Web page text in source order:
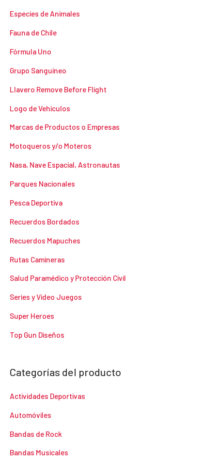
Especies de Animales
Fauna de Chile
Fórmula Uno
Grupo Sanguineo
Llavero Remove Before Flight
Logo de Vehículos
Marcas de Productos o Empresas
Motoqueros y/o Moteros
Nasa, Nave Espacial, Astronautas
Parques Nacionales
Pesca Deportiva
Recuerdos Bordados
Recuerdos Mapuches
Rutas Camineras
Salud Paramédico y Protección Civil
Series y Video Juegos
Super Heroes
Top Gun Diseños
Categorías del producto
Actividades Deportivas
Automóviles
Bandas de Rock
Bandas Musicales